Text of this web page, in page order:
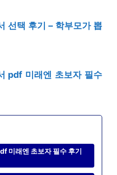
선택 후기 – 학부모가 뽑
pdf 미래엔 초보자 필수
미래엔 초보자 필수 후기